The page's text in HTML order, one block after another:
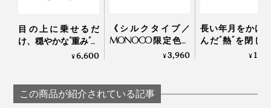
繰り返し愛用するうちにチェリー種（中材）の乾燥が気
目の上に乗せるだ
け、穏やかな“重み”で
夢の世界へ……寝返り
ク」｜nodpod
¥6,600
《シルクタイプ／
MONOCO限定色》
働きすぎの目は温め
な「アイマスク」|
IONDOCTOR
¥3,960
長い年月をかけ
んだ“熱”を閉じ
る密度で、じん
¥
この商品が紹介されている記事